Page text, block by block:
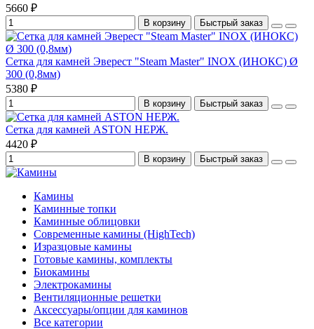
5660 ₽
В корзину Быстрый заказ
Сетка для камней Эверест "Steam Master" INOX (ИНОКС) Ø
300 (0,8мм)
5380 ₽
В корзину Быстрый заказ
Сетка для камней ASTON НЕРЖ.
4420 ₽
В корзину Быстрый заказ
Камины
Каминные топки
Каминные облицовки
Современные камины (HighTech)
Изразцовые камины
Готовые камины, комплекты
Биокамины
Электрокамины
Вентиляционные решетки
Аксессуары/опции для каминов
Все категории